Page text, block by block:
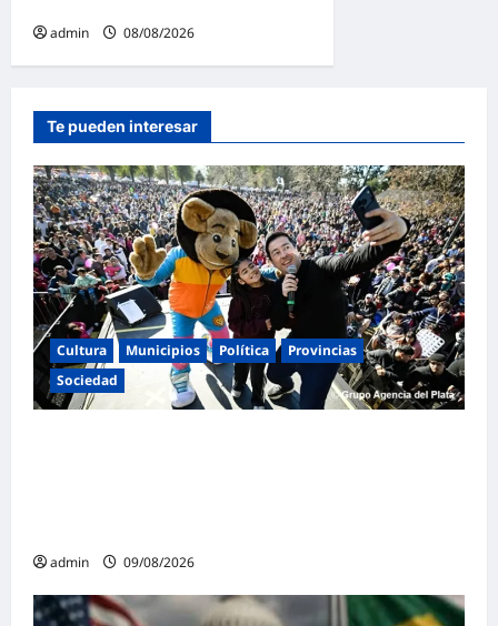
admin 08/08/2026
Te pueden interesar
Cultura Municipios Política
Provincias
Sociedad
admin 09/08/2026